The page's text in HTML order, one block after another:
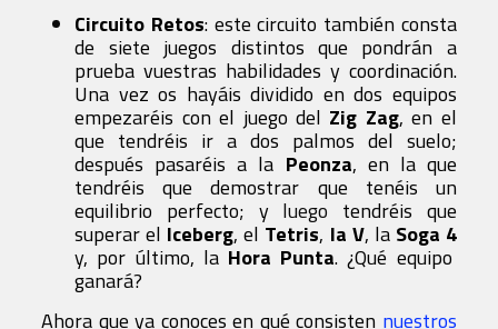
Circuito Retos: este circuito también consta
de siete juegos distintos que pondrán a
prueba vuestras habilidades y coordinación.
Una vez os hayáis dividido en dos equipos
empezaréis con el juego del Zig Zag, en el
que tendréis ir a dos palmos del suelo;
después pasaréis a la Peonza, en la que
tendréis que demostrar que tenéis un
equilibrio perfecto; y luego tendréis que
superar el Iceberg, el Tetris, la V, la Soga 4
y, por último, la Hora Punta.¿Qué equipo
ganará?
Ahora que ya conoces en qué consisten nuestros